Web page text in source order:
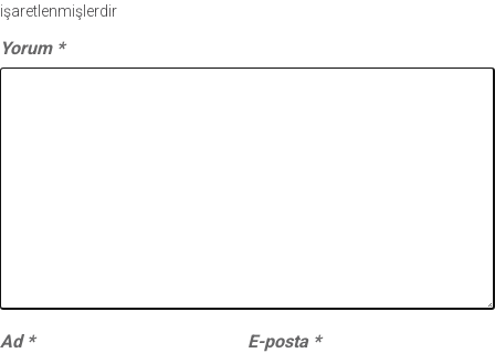
işaretlenmişlerdir
Yorum *
Ad * E-posta *